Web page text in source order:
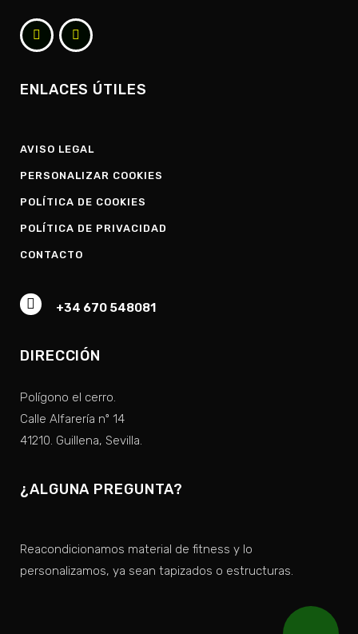
ENLACES ÚTILES
AVISO LEGAL
PERSONALIZAR COOKIES
POLÍTICA DE COOKIES
POLÍTICA DE PRIVACIDAD
CONTACTO
+34 670 548081
DIRECCIÓN
Polígono el cerro.
Calle Alfarería nº 14
41210. Guillena, Sevilla.
¿ALGUNA PREGUNTA?
Reacondicionamos material de fitness y lo
personalizamos, ya sean tapizados o estructuras.